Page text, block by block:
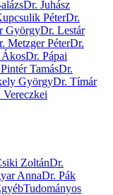
Dr. Juhász
PéterDr.
GyörgyDr. Lestár
Metzger PéterDr.
ÁkosDr. Pápai
TamásDr.
GyörgyDr. Tímár
Vereczkei
ZoltánDr.
AnnaDr. Pák
Tudományos